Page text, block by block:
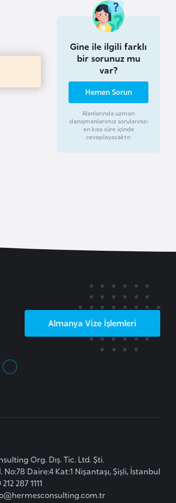
Gine ile ilgili farklı
bir sorunuz mu
var?
Hemen Sorun
Alanlarında uzman
danışmanlarımız sorularınızı
en kısa süre içinde
cevaplayacaktır.
Almanya Vize İşlemleri
Org. Dış. Tic. Ltd. Şti.
Daire:4 Kat:1 Nişantaşı, Şişli, İstanbul
287 1111